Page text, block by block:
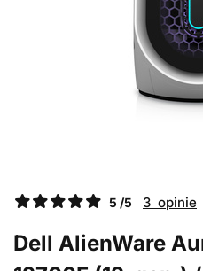
5 /5 3 opinie
Dell AlienWare